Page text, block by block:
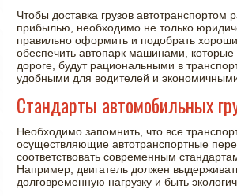
Чтобы доставка грузов автотранспортом
прибылью, необходимо не только
правильно оформить и подобрать
обеспечить автопарк машинами, которые
дороге, будут рациональными в
удобными для водителей и
Стандарты автомобильных
Необходимо запомнить, что все
осуществляющие автотранспортные
соответствовать современным
Например, двигатель должен
долговременную нагрузку и быть